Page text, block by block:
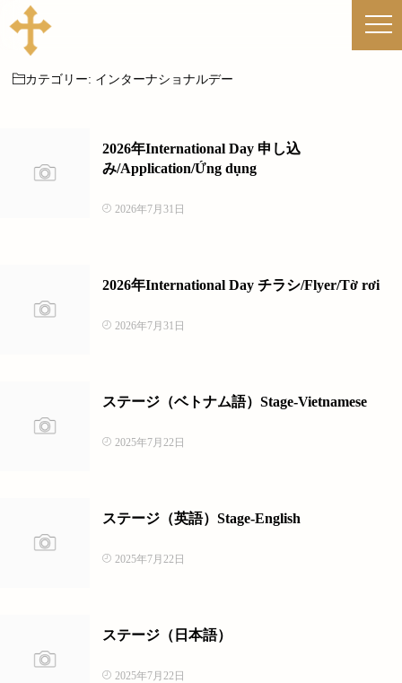
カテゴリー: インターナショナルデー
2026年International Day 申し込
み/Application/Ứng dụng
2026年7月31日
2026年International Day チラシ/Flyer/Tờ rơi
2026年7月31日
ステージ（ベトナム語）Stage-Vietnamese
2025年7月22日
ステージ（英語）Stage-English
2025年7月22日
ステージ（日本語）
2025年7月22日